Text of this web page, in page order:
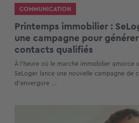
COMMUNICATION
Printemps immobilier :
une campagne pour
contacts qualifiés
À l’heure où le marché immobilier amorce
SeLoger lance une nouvelle campagne de
d’envergure ...